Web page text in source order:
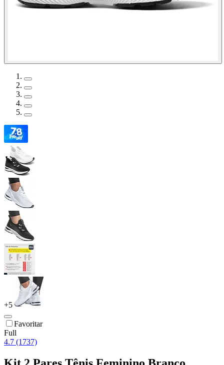
+5
Favoritar
Full
4.7 (1737)